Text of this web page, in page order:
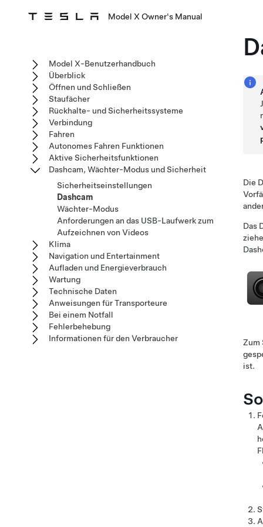
Model X Owner's Manual
Die
Das
Zum
ist.
Model X-Benutzerhandbuch
Überblick
Öffnen und Schließen
Staufächer
Rückhalte- und Sicherheitssysteme
Verbindung
Fahren
Autonomes Fahren Funktionen
Aktive Sicherheitsfunktionen
Dashcam, Wächter-Modus und Sicherheit
Sicherheitseinstellungen
Dashcam
Wächter-Modus
Anforderungen an das USB-Laufwerk zum
Aufzeichnen von Videos
Klima
Navigation und Entertainment
Aufladen und Energieverbrauch
Wartung
Technische Daten
Anweisungen für Transporteure
Bei einem Notfall
Fehlerbehebung
Informationen für den Verbraucher